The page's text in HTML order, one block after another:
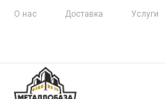
О нас Доставка Услуги